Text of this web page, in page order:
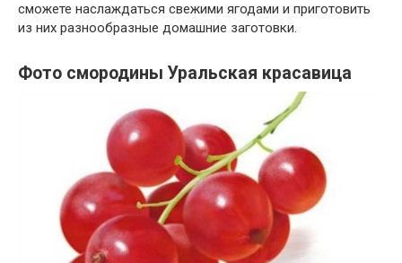
сможете наслаждаться свежими ягодами и приготовить
из них разнообразные домашние заготовки.
Фото смородины Уральская красавица